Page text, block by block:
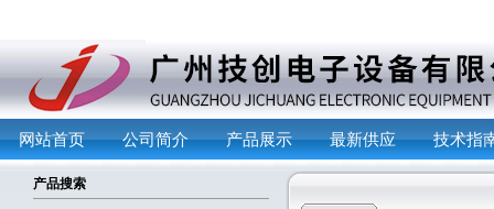
网站首页 公司简介 产品展示 最新供应 技术指
产品搜索